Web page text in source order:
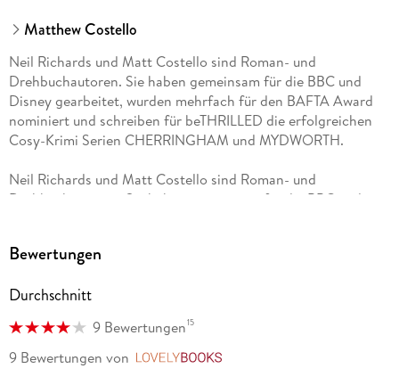
Matthew Costello
Neil Richards und Matt Costello sind Roman- und
Drehbuchautoren. Sie haben gemeinsam für die BBC und
Disney gearbeitet, wurden mehrfach für den BAFTA Award
nominiert und schreiben für beTHRILLED die erfolgreichen
Cosy-Krimi Serien CHERRINGHAM und MYDWORTH.
Neil Richards und Matt Costello sind Roman- und
Drehbuchautoren. Sie haben gemeinsam für die BBC und
Cosy-Krimi Serien CHERRINGHAM und MYDWORTH.
Bewertungen
Durchschnitt
9 Bewertungen15
9 Bewertungen von